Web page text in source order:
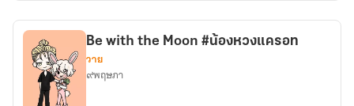
ขยะ
Be with the Moon #น้องหวงแครอท
วาย
๙พฤษภา